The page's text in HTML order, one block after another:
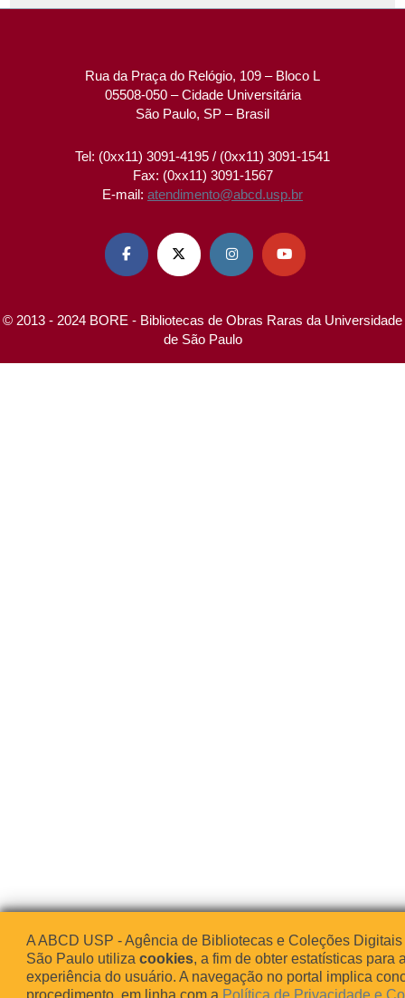
Rua da Praça do Relógio, 109 – Bloco L
05508-050 – Cidade Universitária
São Paulo, SP – Brasil
Tel: (0xx11) 3091-4195 / (0xx11) 3091-1541
Fax: (0xx11) 3091-1567
E-mail: atendimento@abcd.usp.br
   
© 2013 - 2024 BORE - Bibliotecas de Obras Raras da Universidade
de São Paulo
A ABCD USP - Agência de Bibliotecas e Coleções
São Paulo utiliza cookies, a fim de obter estatísticas para
experiência do usuário. A navegação no portal implica
procedimento, em linha com a Política de Privacidade e